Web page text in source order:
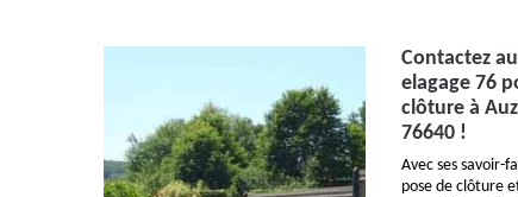
Contactez
elagage 76
clôture à
76640 !
Avec ses savoir-
pose de clôture